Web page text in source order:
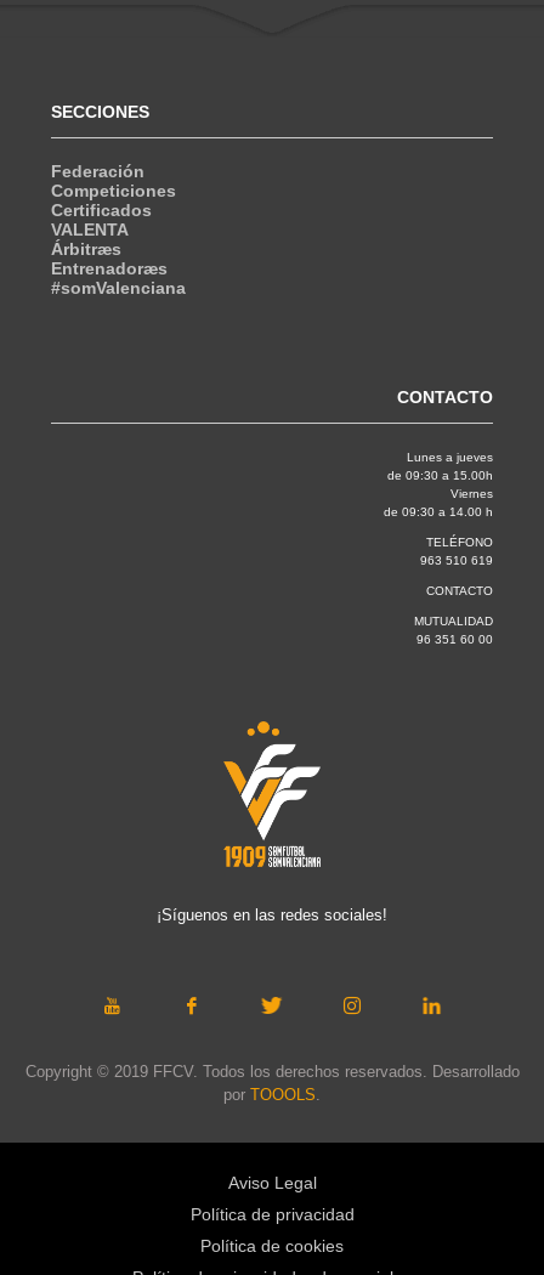
SECCIONES
Federación
Competiciones
Certificados
VALENTA
Árbitræs
Entrenadoræs
#somValenciana
CONTACTO
Lunes a jueves
de 09:30 a 15.00h
Viernes
de 09:30 a 14.00 h
TELÉFONO
963 510 619
CONTACTO
MUTUALIDAD
96 351 60 00
¡Síguenos en las redes sociales!
Copyright © 2019 FFCV. Todos los derechos reservados. Desarrollado
por TOOOLS.
Aviso Legal
Política de privacidad
Política de cookies